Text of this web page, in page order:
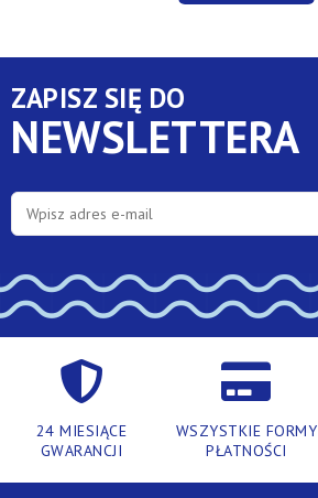
ZAPISZ SIĘ DO
NEWSLETTERA
24 MIESIĄCE
GWARANCJI
WSZYSTKIE FORMY
PŁATNOŚCI